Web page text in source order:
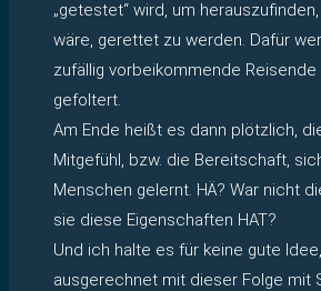
„getestet“ wird, um
wäre, gerettet zu werden. Dafür
zufällig vorbeikommende
gefoltert.
Am Ende heißt es dann plötzlich,
Mitgefühl, bzw. die Bereitschaft,
Menschen gelernt. HÄ? War nicht
sie diese Eigenschaften HAT?
Und ich halte es für keine gute
ausgerechnet mit dieser Folge mit